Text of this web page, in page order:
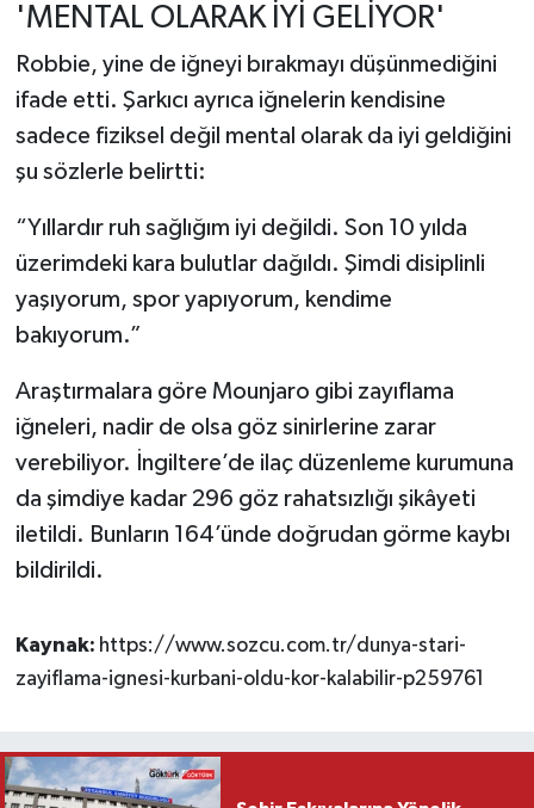
'MENTAL OLARAK İYİ GELİYOR'
Robbie, yine de iğneyi bırakmayı düşünmediğini
ifade etti. Şarkıcı ayrıca iğnelerin kendisine
sadece fiziksel değil mental olarak da iyi geldiğini
şu sözlerle belirtti:
“Yıllardır ruh sağlığım iyi değildi. Son 10 yılda
üzerimdeki kara bulutlar dağıldı. Şimdi disiplinli
yaşıyorum, spor yapıyorum, kendime
bakıyorum.”
Araştırmalara göre Mounjaro gibi zayıflama
iğneleri, nadir de olsa göz sinirlerine zarar
verebiliyor. İngiltere’de ilaç düzenleme kurumuna
da şimdiye kadar 296 göz rahatsızlığı şikâyeti
iletildi. Bunların 164’ünde doğrudan görme kaybı
bildirildi.
Kaynak: https://www.sozcu.com.tr/dunya-stari-
zayiflama-ignesi-kurbani-oldu-kor-kalabilir-p259761